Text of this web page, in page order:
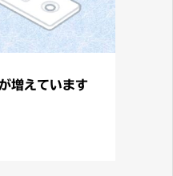
増えています